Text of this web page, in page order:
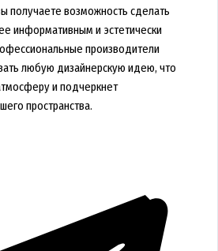
получаете возможность сделать
информативным и эстетически
производители
любую дизайнерскую идею, что
и подчеркнет
пространства.